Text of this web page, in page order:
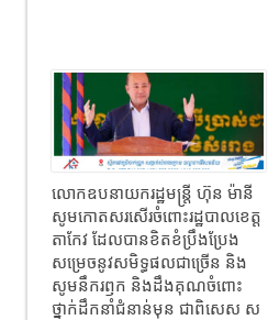
លោកឧបនាយករដ្ឋមន្ត្រី ហ៊ុន ម៉ានី
សូមកោតសរសើរចំពោះរដ្ឋបាលខេត្ត
តាកែវ ដែលបានខិតខំប្រឹងប្រែង
សម្រេចនូវសមិទ្ធផលជាច្រើន និង
សូមនឹករឭក និងដឹងគុណចំពោះ
ថ្នាក់ដឹកនាំជំនាន់មុន ជាពិសេស ស